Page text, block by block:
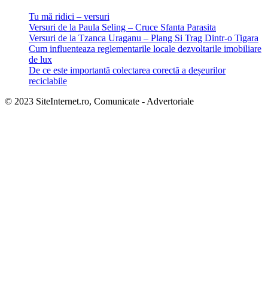
Tu mă ridici – versuri
Versuri de la Paula Seling – Cruce Sfanta Parasita
Versuri de la Tzanca Uraganu – Plang Si Trag Dintr-o Tigara
Cum influenteaza reglementarile locale dezvoltarile imobiliare
de lux
De ce este importantă colectarea corectă a deșeurilor
reciclabile
© 2023 SiteInternet.ro, Comunicate - Advertoriale